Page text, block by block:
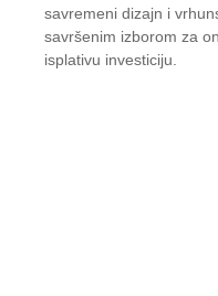
savremeni dizajn i
savršenim izborom za
isplativu investiciju.